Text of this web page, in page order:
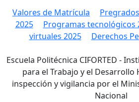
Valores de Matrícula
2025
Programas tecnológicos
virtuales 2025
Derechos
Escuela Politécnica CIFORTED -
para el Trabajo y el Desarrollo
inspección y vigilancia por el
Nacional